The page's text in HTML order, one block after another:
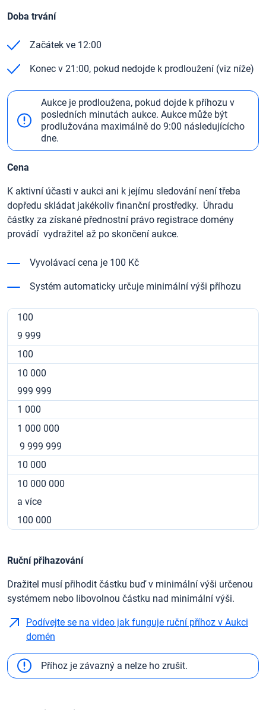
Doba trvání
Začátek ve 12:00
Konec v 21:00, pokud nedojde k prodloužení (viz níže)
Aukce je prodloužena, pokud dojde k příhozu v
posledních minutách aukce. Aukce může být
prodlužována maximálně do 9:00 následujícícho
dne.
Cena
K aktivní účasti v aukci ani k jejímu sledování není třeba
dopředu skládat jakékoliv finanční prostředky. Úhradu
částky za získané přednostní právo registrace domény
provádí vydražitel až po skončení aukce.
Vyvolávací cena je 100 Kč
Systém automaticky určuje minimální výši příhozu
100
9 999
100
10 000
999 999
1 000
1 000 000
9 999 999
10 000
10 000 000
a více
100 000
Ruční přihazování
Dražitel musí přihodit částku buď v minimální výši určenou
systémem nebo libovolnou částku nad minimální výši.
Podívejte se na video jak funguje ruční příhoz v Aukci
domén
Příhoz je závazný a nelze ho zrušit.